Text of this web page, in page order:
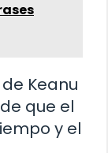
Keanu
que el
y el